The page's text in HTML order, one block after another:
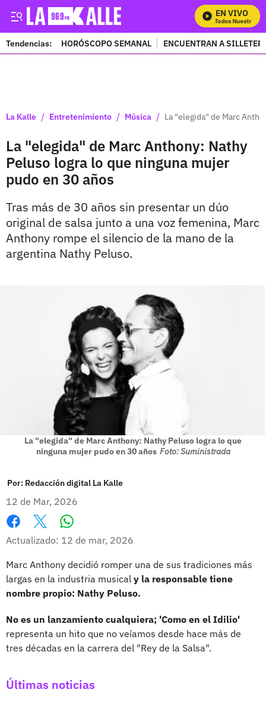
EN VIVO
Mira Todos Nuestros
Tendencias: HORÓSCOPO SEMANAL ENCUENTRAN A
La Kalle / Entretenimiento / Música / La "elegida" de Marc
La "elegida" de Marc Anthony: Nathy
Peluso logra lo que ninguna mujer
pudo en 30 años
Tras más de 30 años sin presentar un dúo
original de salsa junto a una voz femenina, Marc
Anthony rompe el silencio de la mano de la
argentina Nathy Peluso.
La "elegida" de Marc Anthony: Nathy Peluso logra lo que
ninguna mujer pudo en 30 años Foto: Suministrada
Por: Redacción digital La Kalle
12 de Mar, 2026
Facebook
X
Actualizado: 12 de mar, 2026
Marc Anthony decidió romper una de sus tradiciones más
largas en la industria musical y la responsable tiene
nombre propio: Nathy Peluso.
No es un lanzamiento cualquiera; 'Como en el Idilio'
representa un hito que no veíamos desde hace más de
tres décadas en la carrera del "Rey de la Salsa".
Últimas noticias